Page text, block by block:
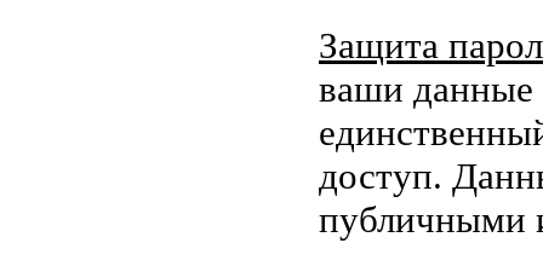
Защита
ваши данные
доступ.
публичными